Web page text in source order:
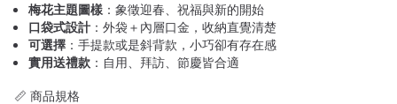
梅花主題圖樣 ：象徵迎春、祝福與新的開始
口袋式設計 ：外袋＋內層口金，收納直覺清楚
可選擇 ：手提款或是斜背款，小巧卻有存在感
實用送禮款 ：自用、拜訪、節慶皆合適
📏 商品規格